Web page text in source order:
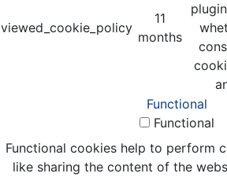
viewed_cookie_policy
11
months
Functional
Functional
Functional cookies help to perform
like sharing the content of the